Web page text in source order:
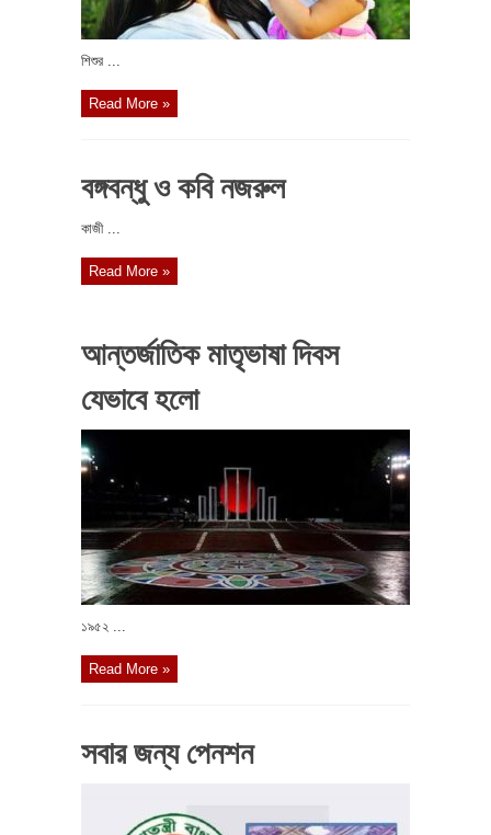
শিশুর ...
Read More »
বঙ্গবন্ধু ও কবি নজরুল
কাজী ...
Read More »
আন্তর্জাতিক মাতৃভাষা দিবস
যেভাবে হলো
১৯৫২ ...
Read More »
সবার জন্য পেনশন